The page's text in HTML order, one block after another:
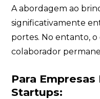
A abordagem ao
significativamente
portes. No entanto,
colaborador
Para
Startups: